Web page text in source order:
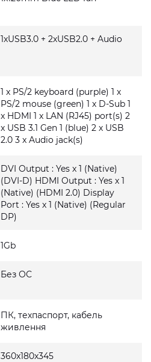
1xUSB3.0 + 2xUSB2.0 + Audio
1 x PS/2 keyboard (purple) 1 x
PS/2 mouse (green) 1 x D-Sub 1
x HDMI 1 x LAN (RJ45) port(s) 2
x USB 3.1 Gen 1 (blue) 2 x USB
2.0 3 x Audio jack(s)
DVI Output : Yes x 1 (Native)
(DVI-D) HDMI Output : Yes x 1
(Native) (HDMI 2.0) Display
Port : Yes x 1 (Native) (Regular
DP)
1Gb
Без ОС
ПК, техпаспорт, кабель
живлення
360x180x345